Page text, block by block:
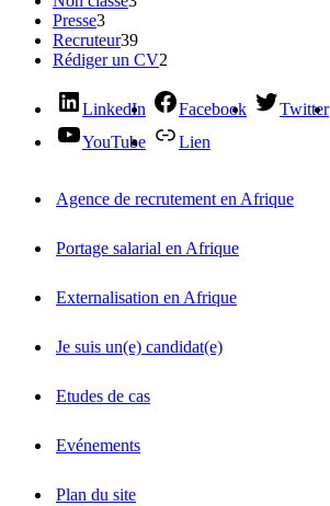
Presse3
Recruteur39
Rédiger un CV2
LinkedIn Facebook Twitter
YouTube
Lien
Agence de recrutement en Afrique
Portage salarial en Afrique
Externalisation en Afrique
Je suis un(e) candidat(e)
Etudes de cas
Evénements
Plan du site